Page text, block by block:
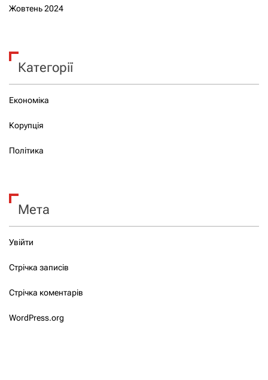
Жовтень 2024
Категорії
Економіка
Корупція
Політика
Мета
Увійти
Стрічка записів
Стрічка коментарів
WordPress.org